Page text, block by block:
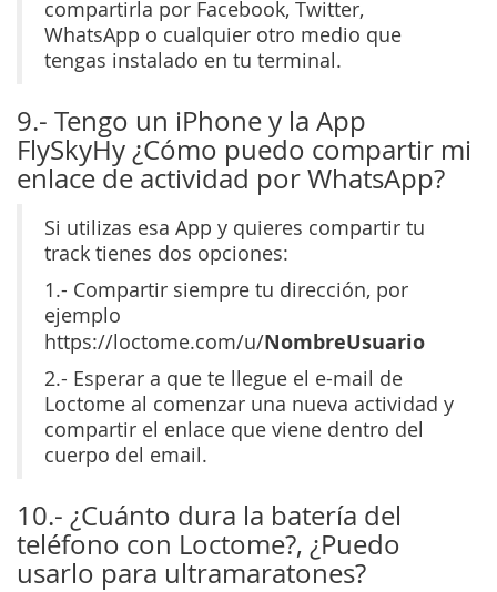
compartirla por Facebook, Twitter,
WhatsApp o cualquier otro medio que
tengas instalado en tu terminal.
9.- Tengo un iPhone y la App
FlySkyHy ¿Cómo puedo compartir mi
enlace de actividad por WhatsApp?
Si utilizas esa App y quieres compartir tu
track tienes dos opciones:
1.- Compartir siempre tu dirección, por
ejemplo
https://loctome.com/u/NombreUsuario
2.- Esperar a que te llegue el e-mail de
Loctome al comenzar una nueva actividad y
compartir el enlace que viene dentro del
cuerpo del email.
10.- ¿Cuánto dura la batería del
teléfono con Loctome?, ¿Puedo
usarlo para ultramaratones?